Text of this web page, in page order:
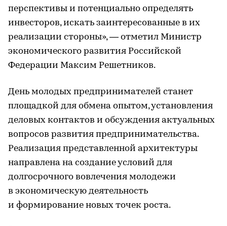
перспективы и потенциально определять
инвесторов, искать заинтересованные в их
реализации стороны», — отметил Министр
экономического развития Российской
Федерации Максим Решетников.
День молодых предпринимателей станет
площадкой для обмена опытом, установления
деловых контактов и обсуждения актуальных
вопросов развития предпринимательства.
Реализация представленной архитектуры
направлена на создание условий для
долгосрочного вовлечения молодежи
в экономическую деятельность
и формирование новых точек роста.